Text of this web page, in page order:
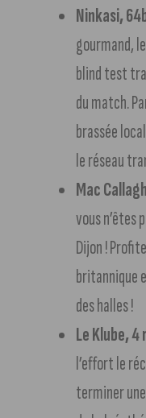
Ninkasi,
gourmand,
blind test
du match.
brassée
le réseau
Mac
vous n’êtes
Dijon !
britannique
des halles !
Le Klube,
l’effort le
terminer